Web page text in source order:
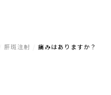
肝斑注射 痛みはありますか？